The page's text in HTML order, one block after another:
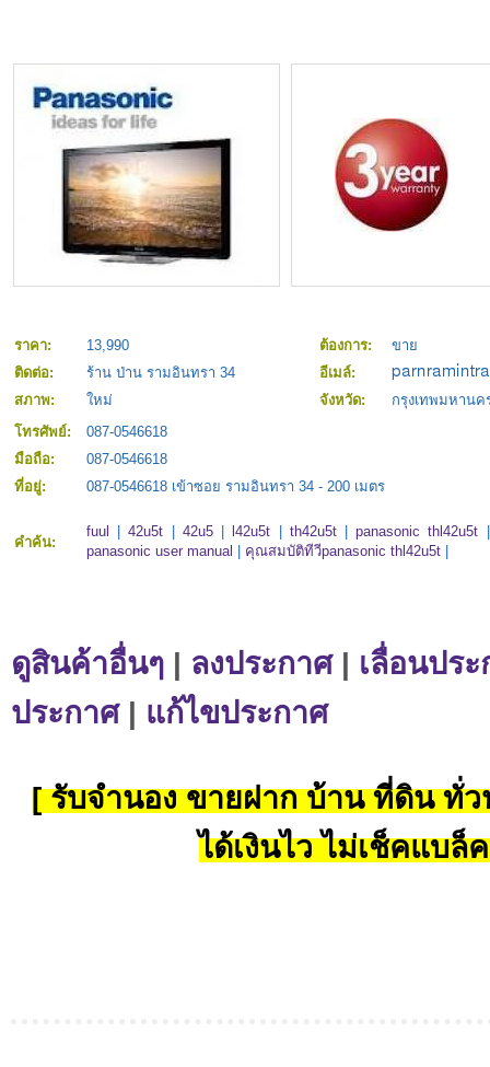
ราคา: 13,990 ต้องการ:
ขาย
ติดต่อ:
ร้าน ป่าน รามอินทรา 34
อีเมล์:
สภาพ:
ใหม่ จังหวัด:
กรุงเทพมหานค
โทรศัพย์:
087-0546618
มือถือ:
087-0546618
ที่อยู่:
087-0546618 เข้าซอย รามอินทรา 34 - 200 เมตร
คำค้น:
fuul |42u5t 42u5| l42u5t th42u5t|panasonic thl42u5t
panasonic user manual
คุณสมบัติทีวีpanasonic thl42u5t
ดูสินค้าอื่นๆ | ลงประกาศ| เลื่อนปร
ประกาศ| แก้ไขประกาศ
[ รับจำนอง ขายฝาก บ้าน ที่ดิน ทั่ว
ได้เงินไว ไม่เช็คแบล็